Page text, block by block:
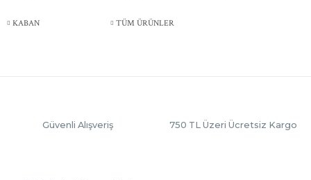
KABAN TÜM ÜRÜNLER
Güvenli Alışveriş 750 TL Üzeri Ücretsiz Kargo